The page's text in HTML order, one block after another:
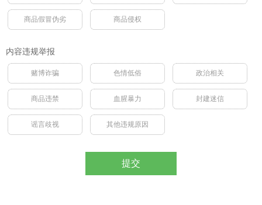
商品假冒伪劣 商品侵权
内容违规举报
赌博诈骗 色情低俗 政治相关
商品违禁 血腥暴力 封建迷信
谣言歧视 其他违规原因
提交